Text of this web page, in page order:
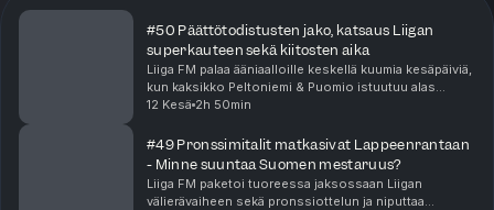
#50 Päättötodistusten jako, katsaus Liigan
superkauteen sekä kiitosten aika
Liiga FM palaa ääniaalloille keskellä kuumia kesäpäiviä,
kun kaksikko Peltoniemi & Puomio istuutuu alas
paketoimaan kuluneen Liiga-kauden! Jaksossa
12 Kesä 2h 50min
#49 Pronssimitalit matkasivat Lappeenrantaan
- Minne suuntaa Suomen mestaruus?
Liiga FM paketoi tuoreessa jaksossaan Liigan
välierävaiheen sekä pronssiottelun ja niputtaa